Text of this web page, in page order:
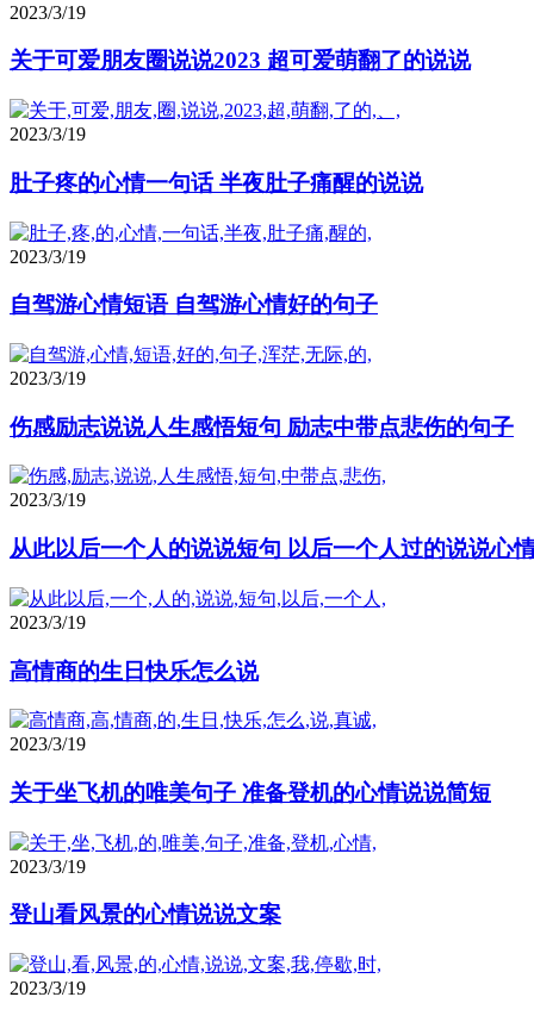
2023/3/19
关于可爱朋友圈说说2023 超可爱萌翻了的说说
2023/3/19
肚子疼的心情一句话 半夜肚子痛醒的说说
2023/3/19
自驾游心情短语 自驾游心情好的句子
2023/3/19
伤感励志说说人生感悟短句 励志中带点悲伤的句子
2023/3/19
从此以后一个人的说说短句 以后一个人过的说说心
2023/3/19
高情商的生日快乐怎么说
2023/3/19
关于坐飞机的唯美句子 准备登机的心情说说简短
2023/3/19
登山看风景的心情说说文案
2023/3/19